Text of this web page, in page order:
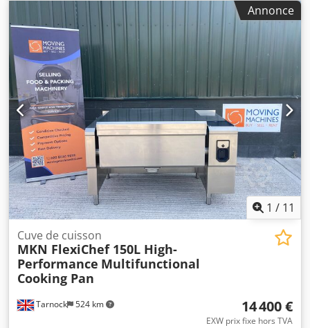
Stephan VM 60 est un mélangeur industriel robuste,
adapté aux applications nécessitant un mélange à
température contrôlée et un fonctionnement hydraulique.
Parois : Doubles Chauffage : Par les parois Pompe à
produit : Oui Alimentation en ingrédients : Oui Monté sur
patins : Oui Commandes : IHM SPS État : Excellent
Disponibilité : Immédiate
Annonce
1 / 11
Tarnock 524 km
Cuve de cuisson
MKN FlexiChef 150L High-
Performance Multifunctional
Cooking Pan
14 400 €
EXW prix fixe hors TVA